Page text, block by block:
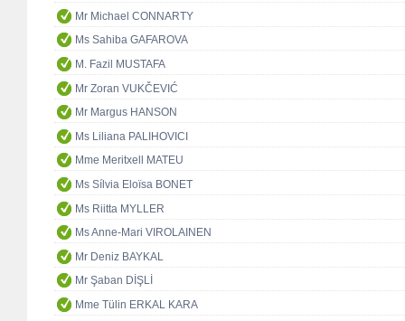
Mr Michael CONNARTY
Ms Sahiba GAFAROVA
M. Fazil MUSTAFA
Mr Zoran VUKČEVIĆ
Mr Margus HANSON
Ms Liliana PALIHOVICI
Mme Meritxell MATEU
Ms Sílvia Eloïsa BONET
Ms Riitta MYLLER
Ms Anne-Mari VIROLAINEN
Mr Deniz BAYKAL
Mr Şaban DİŞLİ
Mme Tülin ERKAL KARA